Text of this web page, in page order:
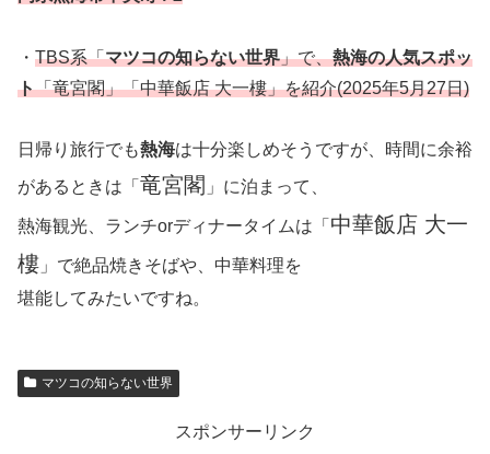
・ TBS系「マツコの知らない世界」で、熱海の人気スポッ
ト「竜宮閣」「中華飯店 大一樓」を紹介(2025年5月27日)
日帰り旅行でも熱海は十分楽しめそうですが、時間に余裕
があるときは「 竜宮閣 」に泊まって、
熱海観光、ランチorディナータイムは「 中華飯店 大一
樓 」で絶品焼きそばや、中華料理を
堪能してみたいですね。
マツコの知らない世界
スポンサーリンク